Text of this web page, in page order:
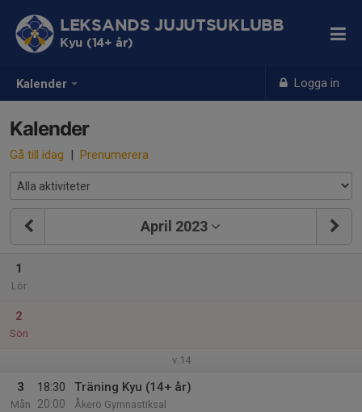
Kalender Logga in
LEKSANDS JUJUTSUKLUBB
Kyu (14+ år)
Kalender
Gå till idag | Prenumerera
April 2023
1
Lör
2
Sön
v.14
3
Mån
18:30
20:00
Träning Kyu (14+ år)
Åkerö Gymnastiksal